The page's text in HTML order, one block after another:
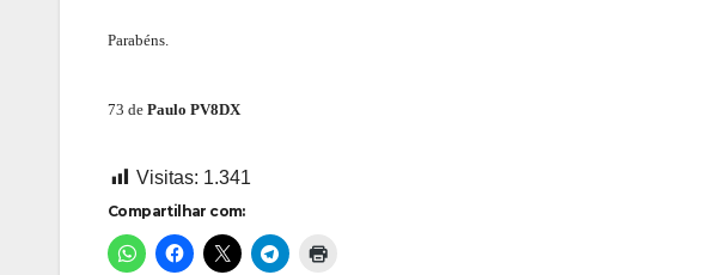
Parabéns.
73 de Paulo PV8DX
Visitas: 1.341
Compartilhar com: